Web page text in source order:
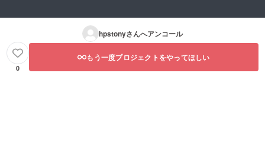
hpstonyさんへアンコール
0
もう一度プロジェクトをやってほしい